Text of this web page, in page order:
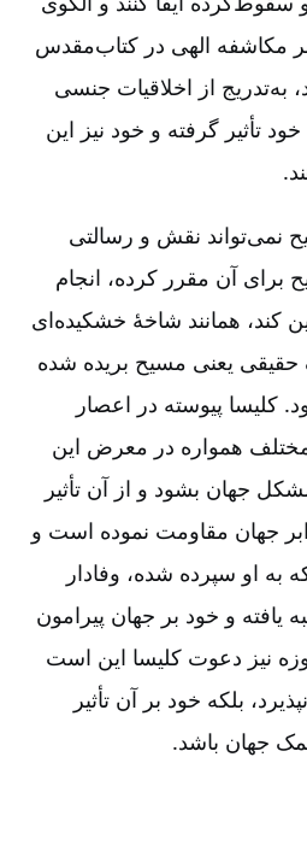
مکاشفه الهی در کتاب‌مقدس
به‌تدریج از اخلاقیات جنسی
تأثیر گرفته و خود نیز این
نمی‌تواند نقش و رسالتی
برای آن مقرر کرده‌، انجام
کند، همانند شاخۀ خشکیده‌ای
حقیقی یعنی مسیح بریده شده
کلیسا پیوسته در اعصار
مختلف همواره در معرض این
جهان بشود و از آن تأثیر
جهان مقاومت نموده است و
به او سپرده شده‌، وفادار
یافته و خود بر جهان پیرامون
نیز دعوت کلیسا این است
بلکه خود بر آن تأثیر
جهان باشد.